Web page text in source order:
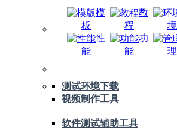
模
板
教
程
境
性
能
功
能
理
测试环境下载
视频制作工具
软件测试辅助工具